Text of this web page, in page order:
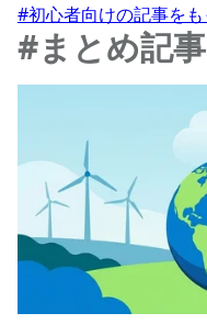
#初心者向けの記事を
#まとめ記